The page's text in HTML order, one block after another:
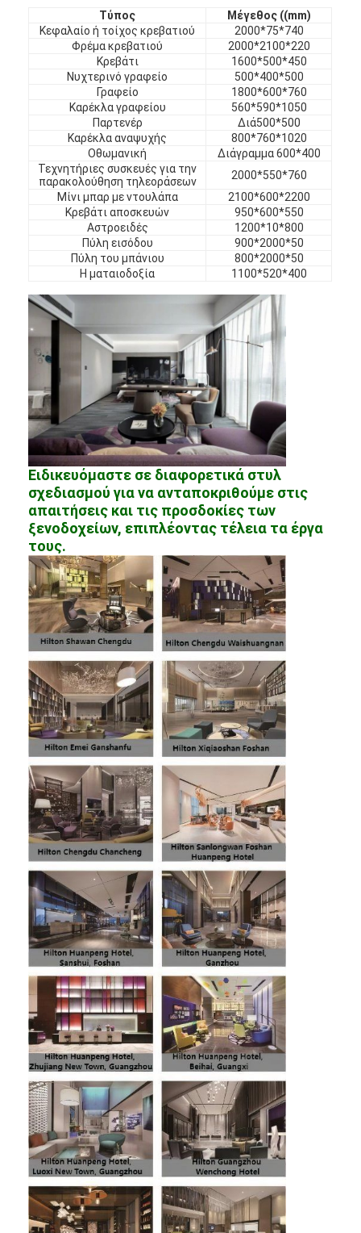
Έπιπλα ξενοδοχείων
Έπιπλα βίλας
Έπιπλα διαμερισμάτων
Έπιπλα εμπορικών συλλόγων
Έπιπλα τραπεζαρίας
Έπιπλα γραφείου
Έπιπλα Σταθερής Τοποθέτησης
Επικαλυμμένα έπιπλα
Τύπος
Μέγεθος ((mm)
Κεφαλαίο ή τοίχος κρεβατιού
2000*75*740
Φρέμα κρεβατιού
2000*2100*220
Κρεβάτι
1600*500*450
Νυχτερινό γραφείο
500*400*500
Γραφείο
1800*600*760
Καρέκλα γραφείου
560*590*1050
Παρτενέρ
Διά500*500
Καρέκλα αναψυχής
800*760*1020
Οθωμανική
Διάγραμμα 600*400
Τεχνητήριες συσκευές για την
παρακολούθηση τηλεοράσεων
2000*550*760
Μίνι μπαρ με ντουλάπα
2100*600*2200
Κρεβάτι αποσκευών
950*600*550
Αστροειδές
1200*10*800
Πύλη εισόδου
900*2000*50
Πύλη του μπάνιου
800*2000*50
Η ματαιοδοξία
1100*520*400
Ειδικευόμαστε σε διαφορετικά στυλ
σχεδιασμού για να ανταποκριθούμε στις
απαιτήσεις και τις προσδοκίες των
ξενοδοχείων, επιπλέοντας τέλεια τα έργα
τους.